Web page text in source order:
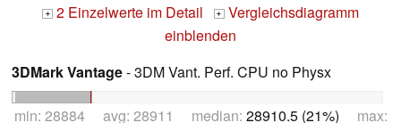
+ 2 Einzelwerte im Detail + Vergleichsdiagramm
einblenden
3DMark Vantage- 3DM Vant. Perf. CPU no Physx
min: 28884 avg: 28911 median: 28910.5 (21%) max: